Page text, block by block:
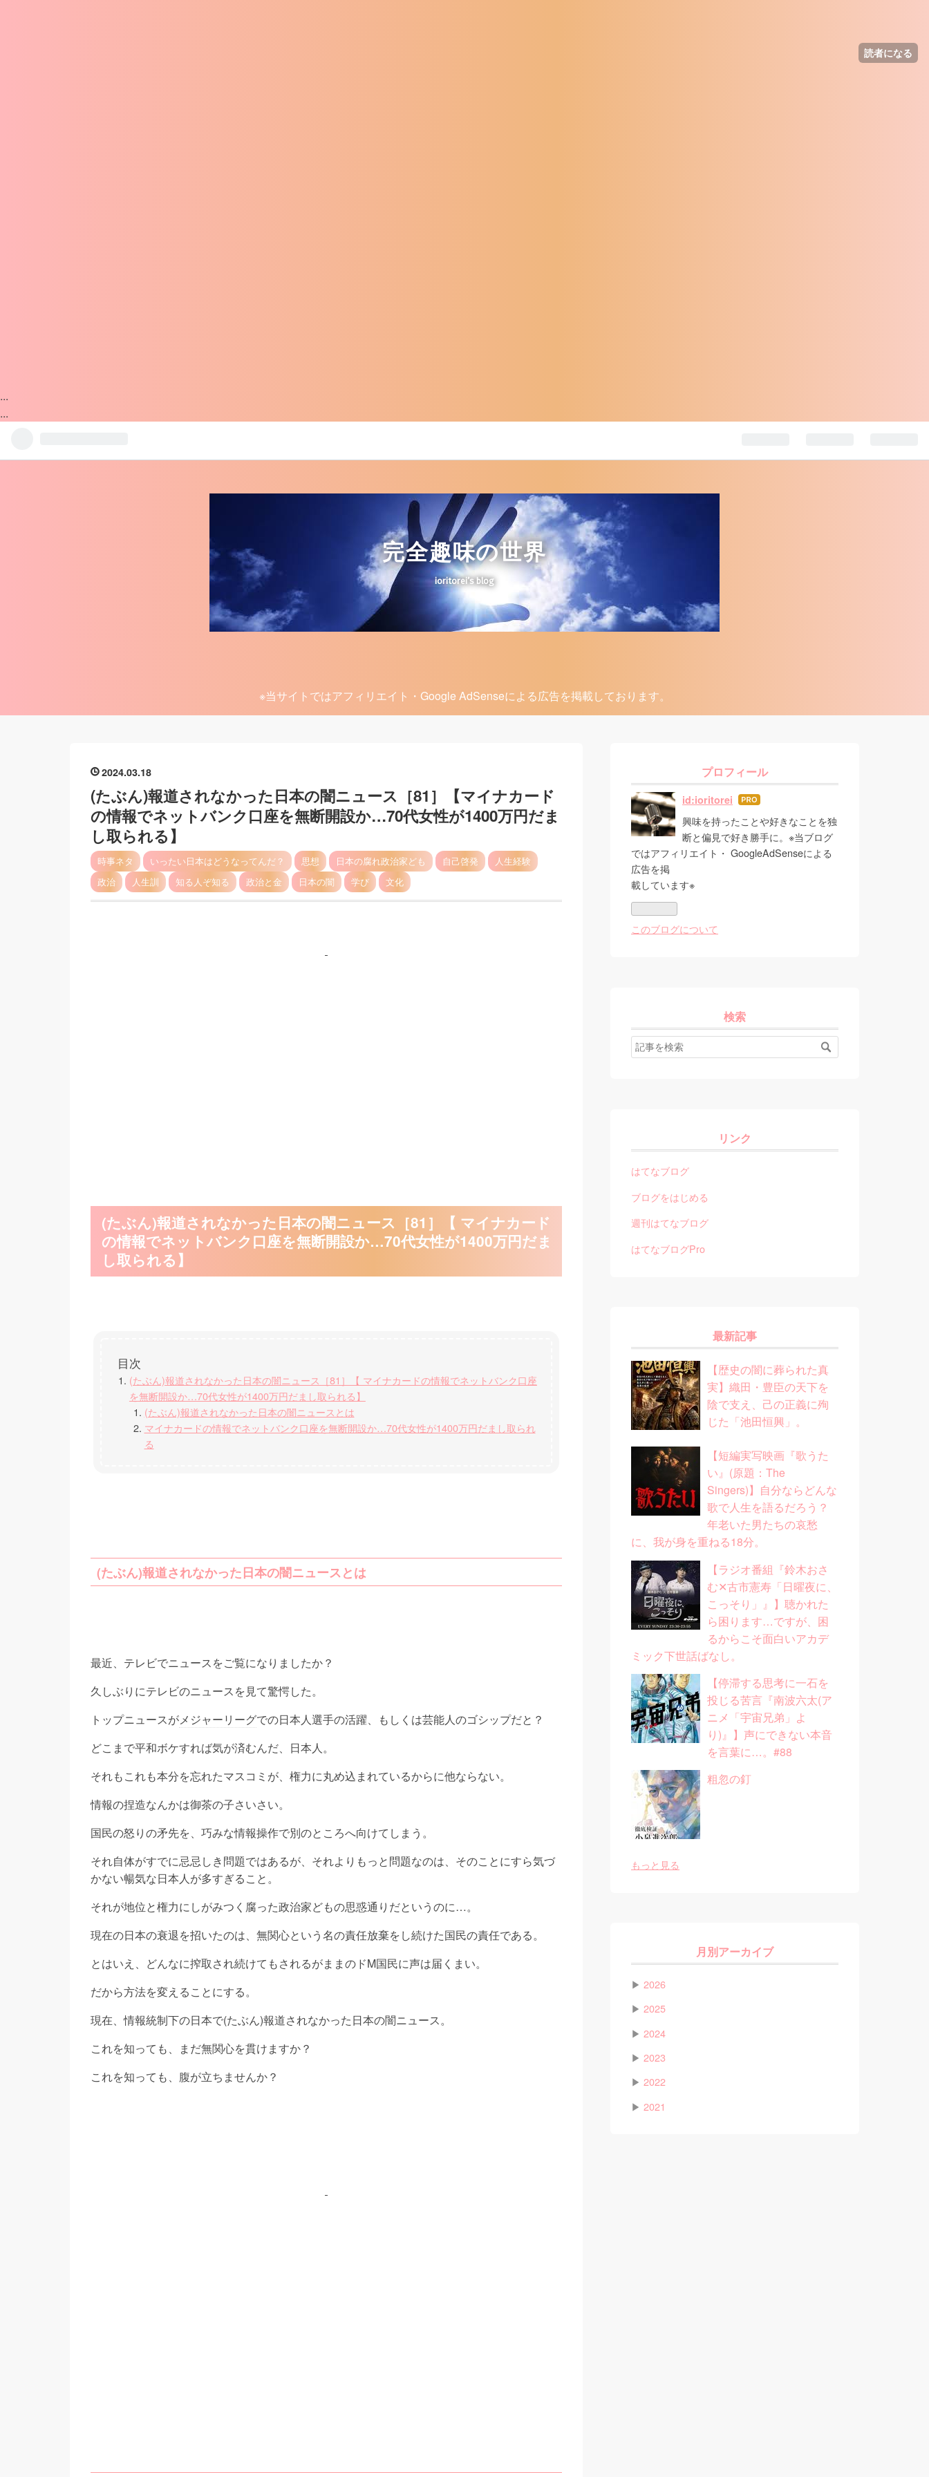
...
...
読者になる
完全趣味の世界
ioritorei’s blog
※当サイトではアフィリエイト・Google AdSenseによる広告を掲載しております。
2024 03 18
(たぶん)報道されなかった日本の闇ニュース［81］【マイナカード
の情報でネットバンク口座を無断開設か…70代女性が1400万円だま
し取られる】
時事ネタ いったい日本はどうなってんだ？ 思想 日本の腐れ政治家ども 自己啓発
人生経験
政治
人生訓 知る人ぞ知る 政治と金 日本の闇 学び 文化
(たぶん)報道されなかった日本の闇ニュース［81］【 マイナカード
の情報でネットバンク口座を無断開設か…70代女性が1400万円だま
し取られる】
(たぶん)報道されなかった日本の闇ニュース［81］【 マイナカードの情報でネットバンク口座
を無断開設か…70代女性が1400万円だまし取られる】
(たぶん)報道されなかった日本の闇ニュースとは
マイナカードの情報でネットバンク口座を無断開設か…70代女性が1400万円だまし取られ
る
(たぶん)報道されなかった日本の闇ニュースとは
最近、テレビでニュースをご覧になりましたか？
久しぶりにテレビのニュースを見て驚愕した。
トップニュースがメジャーリーグでの日本人選手の活躍、もしくは芸能人のゴシップだと？
どこまで平和ボケすれば気が済むんだ、日本人。
それもこれも本分を忘れたマスコミが、権力に丸め込まれているからに他ならない。
情報の捏造なんかは御茶の子さいさい。
国民の怒りの矛先を、巧みな情報操作で別のところへ向けてしまう。
それ自体がすでに忌忌しき問題ではあるが、それよりもっと問題なのは、そのことにすら気づ
かない暢気な日本人が多すぎること。
それが地位と権力にしがみつく腐った政治家どもの思惑通りだというのに…。
現在の日本の衰退を招いたのは、無関心という名の責任放棄をし続けた国民の責任である。
とはいえ、どんなに搾取され続けてもされるがままのドM国民に声は届くまい。
だから方法を変えることにする。
現在、情報統制下の日本で(たぶん)報道されなかった日本の闇ニュース。
これを知っても、まだ無関心を貫けますか？
これを知っても、腹が立ちませんか？
プロフィール
id:ioritorei はて
なブ
ログ
Pro
興味を持ったことや好きなことを独
断と偏見で好き勝手に。※当ブログ
ではアフィリエイト・ GoogleAdSenseによる
広告を掲
載しています※
このブログについて
検索
リンク
はてなブログ
ブログをはじめる
週刊はてなブログ
はてなブログPro
最新記事
【歴史の闇に葬られた真
実】織田・豊臣の天下を
陰で支え、己の正義に殉
じた「池田恒興」。
【短編実写映画『歌うた
い』(原題：The
Singers)】自分ならどんな
歌で人生を語るだろう？
年老いた男たちの哀愁
に、我が身を重ねる18分。
【ラジオ番組『鈴木おさ
む✕古市憲寿「日曜夜に、
こっそり」』】聴かれた
ら困ります…ですが、困
るからこそ面白いアカデ
ミック下世話ばなし。
【停滞する思考に一石を
投じる苦言『南波六太(ア
ニメ「宇宙兄弟」よ
り)』】声にできない本音
を言葉に…。#88
粗忽の釘
もっと見る
月別アーカイブ
▶ 2026
▶ 2025
▶ 2024
▶ 2023
▶ 2022
▶ 2021